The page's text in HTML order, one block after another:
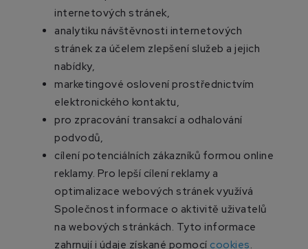
internetových stránek,
analytiku návštěvnosti internetových
stránek za účelem zlepšení služeb a jejich
nabídky,
marketingové oslovení prostřednictvím
elektronického kontaktu,
pro zpracování transakcí a odhalování
podvodů,
cílení potenciálních zákazníků formou online
reklamy. Pro lepší cílení reklamy a
optimalizace webových stránek využívá
Společnost informace o aktivitě uživatelů
na webových stránkách. Tyto informace
zahrnují i údaje získané pomocí cookies.